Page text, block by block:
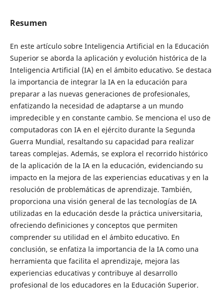
Resumen
En este artículo sobre Inteligencia Artificial en la Educación
Superior se aborda la aplicación y evolución histórica de la
Inteligencia Artificial (IA) en el ámbito educativo. Se destaca
la importancia de integrar la IA en la educación para
preparar a las nuevas generaciones de profesionales,
enfatizando la necesidad de adaptarse a un mundo
impredecible y en constante cambio. Se menciona el uso de
computadoras con IA en el ejército durante la Segunda
Guerra Mundial, resaltando su capacidad para realizar
tareas complejas. Además, se explora el recorrido histórico
de la aplicación de la IA en la educación, evidenciando su
impacto en la mejora de las experiencias educativas y en la
resolución de problemáticas de aprendizaje. También,
proporciona una visión general de las tecnologías de IA
utilizadas en la educación desde la práctica universitaria,
ofreciendo definiciones y conceptos que permiten
comprender su utilidad en el ámbito educativo. En
conclusión, se enfatiza la importancia de la IA como una
herramienta que facilita el aprendizaje, mejora las
experiencias educativas y contribuye al desarrollo
profesional de los educadores en la Educación Superior.